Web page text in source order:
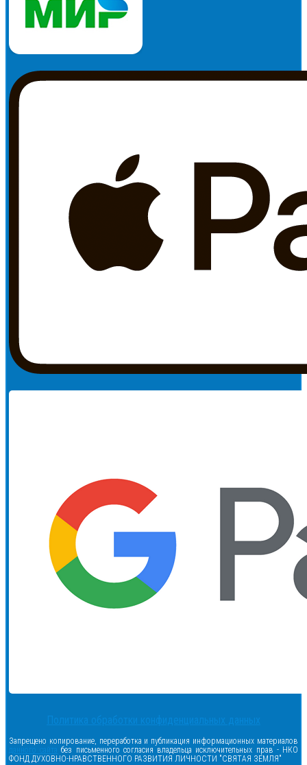
Политика обработки конфиденциальных данных
Запрещено копирование, переработка и публикация информационных материалов
данного сайта без письменного согласия владельца исключительных прав - НКО
ФОНД ДУХОВНО-НРАВСТВЕННОГО РАЗВИТИЯ ЛИЧНОСТИ "СВЯТАЯ ЗЕМЛЯ"